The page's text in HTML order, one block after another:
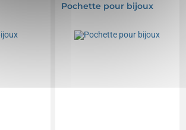
Pochette pour bijoux